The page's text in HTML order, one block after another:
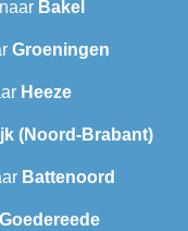
naar Bakel
Groeningen
Heeze
(Noord-Brabant)
Battenoord
Goedereede